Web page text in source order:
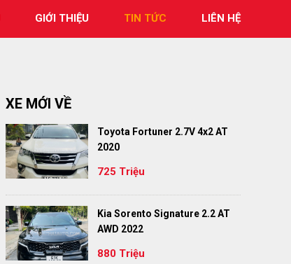
GIỚI THIỆU TIN TỨC LIÊN HỆ
XE MỚI VỀ
Toyota Fortuner 2.7V 4x2 AT
2020
725 Triệu
Kia Sorento Signature 2.2 AT
AWD 2022
880 Triệu